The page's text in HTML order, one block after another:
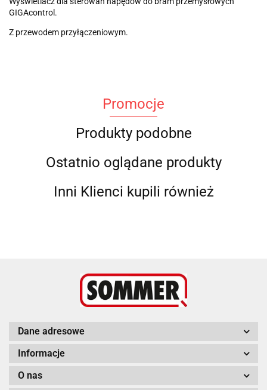
GIGAcontrol.
Z przewodem przyłączeniowym.
Promocje
Produkty podobne
Ostatnio oglądane produkty
Inni Klienci kupili również
Dane adresowe
Informacje
O nas